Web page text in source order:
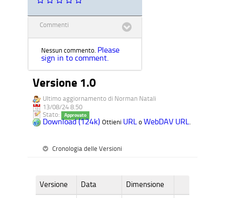
Commenti
Nessun commento. Please
sign in to comment.
Versione 1.0
Ultimo aggiornamento di Norman Natali
13/08/24 8.50
Stato:
Approvato
Download (124k) Ottieni URL o WebDAV URL.
Cronologia delle Versioni
Versione Data Dimensione